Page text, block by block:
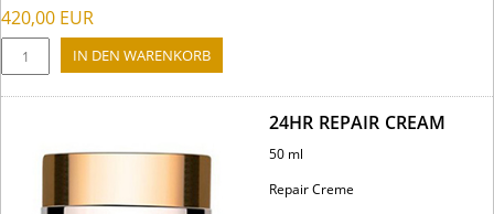
420,00 EUR
24HR REPAIR CREAM
50 ml
Repair Creme